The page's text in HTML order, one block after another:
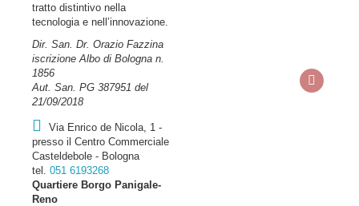
tratto distintivo nella
tecnologia e nell’innovazione.
Dir. San. Dr. Orazio Fazzina
iscrizione Albo di Bologna n.
1856
Aut. San. PG 387951 del
21/09/2018
Via Enrico de Nicola, 1 -
presso il Centro Commerciale
Casteldebole - Bologna
tel. 051 6193268
Quartiere Borgo Panigale-
Reno